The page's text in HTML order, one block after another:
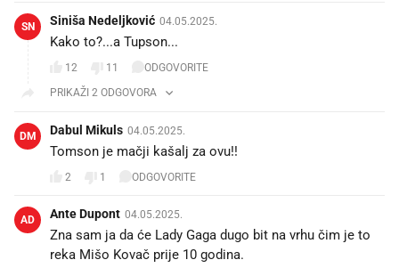
SN Siniša Nedeljković 04.05.2025.
Kako to?...a Tupson...
12 11
ODGOVORITE
PRIKAŽI 2 ODGOVORA
DM Dabul Mikuls 04.05.2025.
Tomson je mačji kašalj za ovu!!
2 1 ODGOVORITE
AD Ante Dupont 04.05.2025.
Zna sam ja da će Lady Gaga dugo bit na vrhu čim je to
reka Mišo Kovač prije 10 godina.